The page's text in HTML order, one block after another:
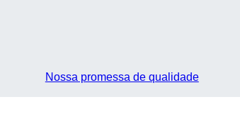
Nossa promessa de qualidade